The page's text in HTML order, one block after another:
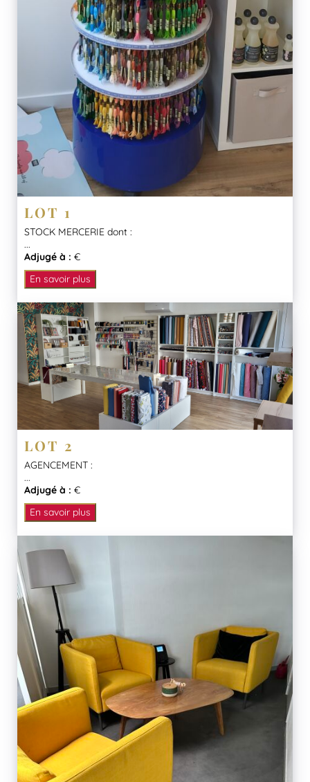
LOT 1
STOCK MERCERIE dont :
...
Adjugé à : €
En savoir plus
LOT 2
AGENCEMENT :
...
Adjugé à : €
En savoir plus